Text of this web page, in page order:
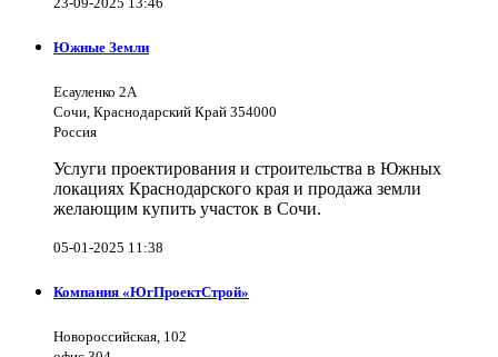
Южные Земли
Есауленко 2А
Сочи, Краснодарский Край 354000
Россия
Услуги проектирования и строительства в Южных
локациях Краснодарского края и продажа земли
желающим купить участок в Сочи.
05-01-2025 11:38
Компания «ЮгПроектСтрой»
Новороссийская, 102